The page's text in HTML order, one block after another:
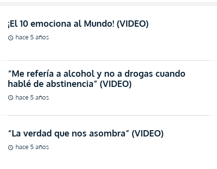
¡El 10 emociona al Mundo! (VIDEO)
schedule hace 5 años
“Me refería a alcohol y no a drogas cuando
hablé de abstinencia” (VIDEO)
schedule hace 5 años
“La verdad que nos asombra” (VIDEO)
schedule hace 5 años